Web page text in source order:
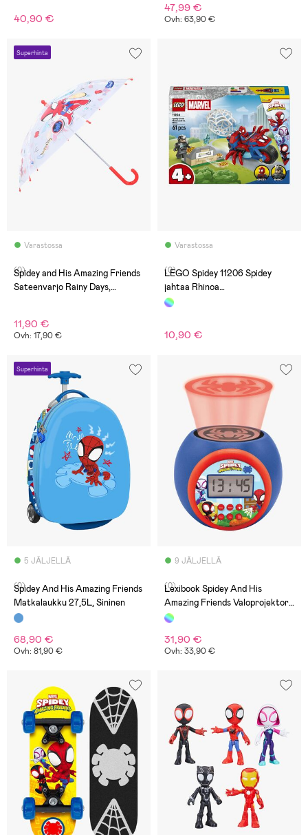
40,90 €
47,99 €
Ovh: 63,90 €
Superhinta
Varastossa
(0)
Spidey and His Amazing Friends
Sateenvarjo Rainy Days,
11,90 €
Ovh: 17,90 €
Varastossa
(0)
LEGO Spidey 11206 Spidey
jahtaa Rhinoa
moottoripyörällään
10,90 €
Superhinta
5 JÄLJELLÄ
(0)
Spidey And His Amazing Friends
Matkalaukku 27,5L, Sininen
68,90 €
Ovh: 81,90 €
9 JÄLJELLÄ
(0)
Lexibook Spidey And His
Amazing Friends Valoprojektori
Herätyskello
31,90 €
Ovh: 33,90 €